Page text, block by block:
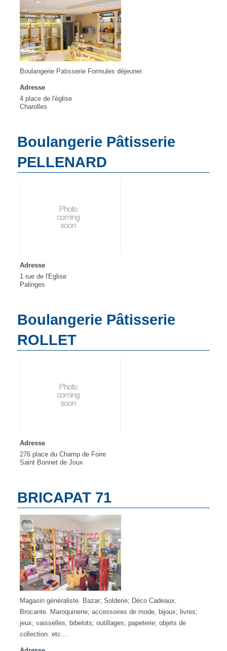
Boulangerie Patisserie Formules déjeuner.
Adresse
4 place de l'église
Charolles
Boulangerie Pâtisserie
PELLENARD
Adresse
1 rue de l'Eglise
Palinges
Boulangerie Pâtisserie
ROLLET
Adresse
276 place du Champ de Foire
Saint Bonnet de Joux
BRICAPAT 71
Magasin généraliste. Bazar; Solderie; Déco Cadeaux,
Brocante. Maroquinerie; accessoires de mode, bijoux; livres;
jeux; vaisselles; bibelots; outillages; papeterie; objets de
collection. etc...